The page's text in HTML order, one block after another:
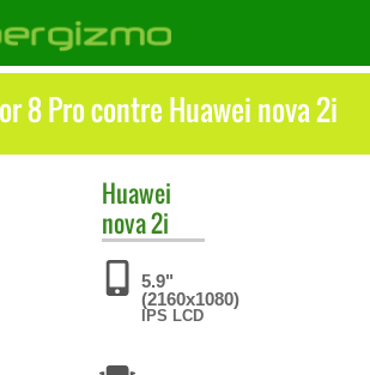
8 Pro contre Huawei nova 2i
Huawei
nova 2i
5.9"
(2160x1080)
IPS LCD